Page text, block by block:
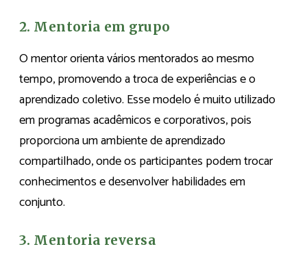
2. Mentoria em grupo
O mentor orienta vários mentorados ao mesmo
tempo, promovendo a troca de experiências e o
aprendizado coletivo. Esse modelo é muito utilizado
em programas acadêmicos e corporativos, pois
proporciona um ambiente de aprendizado
compartilhado, onde os participantes podem trocar
conhecimentos e desenvolver habilidades em
conjunto.
3. Mentoria reversa